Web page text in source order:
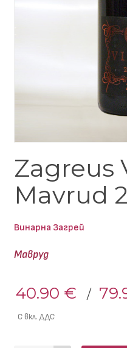
Zagreus
Mavrud
Винарна Загрей
Мавруд
40.90 €
С вкл. ДДС